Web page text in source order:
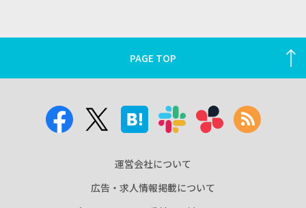
PAGE TOP
運営会社について
広告・求人情報掲載について